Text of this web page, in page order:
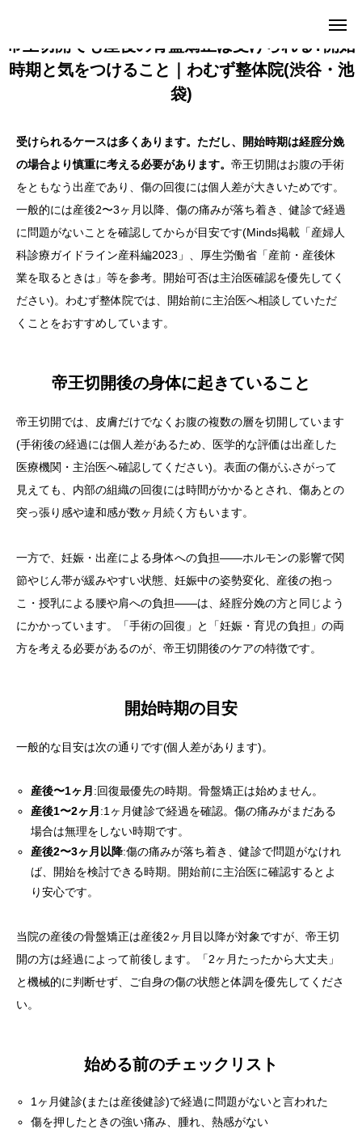
帝王切開でも産後の骨盤矯正は受けられる?開始
時期と気をつけること｜わむず整体院(渋谷・池
袋)
受けられるケースは多くあります。ただし、開始時期は経腟分娩
の場合より慎重に考える必要があります。 帝王切開はお腹の手術
をともなう出産であり、傷の回復には個人差が大きいためです。
一般的には産後2〜3ヶ月以降、傷の痛みが落ち着き、健診で経過
に問題がないことを確認してからが目安です(Minds掲載「産婦人
科診療ガイドライン産科編2023」、厚生労働省「産前・産後休
業を取るときは」等を参考。開始可否は主治医確認を優先してく
ださい)。わむず整体院では、開始前に主治医へ相談していただ
くことをおすすめしています。
帝王切開後の身体に起きていること
帝王切開では、皮膚だけでなくお腹の複数の層を切開しています
(手術後の経過には個人差があるため、医学的な評価は出産した
医療機関・主治医へ確認してください)。表面の傷がふさがって
見えても、内部の組織の回復には時間がかかるとされ、傷あとの
突っ張り感や違和感が数ヶ月続く方もいます。
一方で、妊娠・出産による身体への負担——ホルモンの影響で関
節やじん帯が緩みやすい状態、妊娠中の姿勢変化、産後の抱っ
こ・授乳による腰や肩への負担——は、経腟分娩の方と同じよう
にかかっています。「手術の回復」と「妊娠・育児の負担」の両
方を考える必要があるのが、帝王切開後のケアの特徴です。
開始時期の目安
一般的な目安は次の通りです(個人差があります)。
産後〜1ヶ月 :回復最優先の時期。骨盤矯正は始めません。
産後1〜2ヶ月 :1ヶ月健診で経過を確認。傷の痛みがまだある
場合は無理をしない時期です。
産後2〜3ヶ月以降:傷の痛みが落ち着き、健診で問題がなけれ
ば、開始を検討できる時期。開始前に主治医に確認するとよ
り安心です。
当院の産後の骨盤矯正は産後2ヶ月目以降が対象ですが、帝王切
開の方は経過によって前後します。「2ヶ月たったから大丈夫」
と機械的に判断せず、ご自身の傷の状態と体調を優先してくださ
い。
始める前のチェックリスト
1ヶ月健診(または産後健診)で経過に問題がないと言われた
傷を押したときの強い痛み、腫れ、熱感がない
料金案内 店舗一覧
院ブログ お問合せ
求人・スタッフ募集
当院について
店舗一覧
院ブログ
お知らせ
求人・スタッフ募集